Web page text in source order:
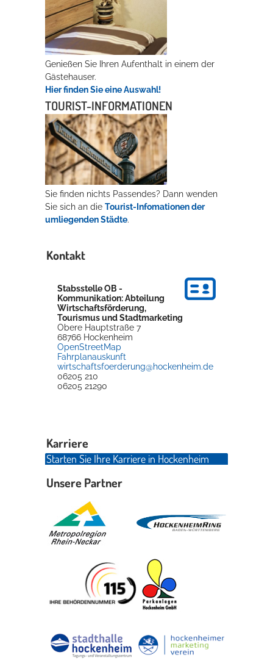
Genießen Sie Ihren Aufenthalt in einem der
Gästehauser.
Hier finden Sie eine Auswahl!
TOURIST-INFORMATIONEN
Sie finden nichts Passendes? Dann wenden
Sie sich an die Tourist-Infomationen der
umliegenden Städte.
Kontakt
Stabsstelle OB -
Kommunikation: Abteilung
Wirtschaftsförderung,
Tourismus und Stadtmarketing
Obere Hauptstraße 7
68766 Hockenheim
OpenStreetMap
Fahrplanauskunft
wirtschaftsfoerderung@hockenheim.de
06205 210
06205 21290
Karriere
Starten Sie Ihre Karriere in Hockenheim
Unsere Partner